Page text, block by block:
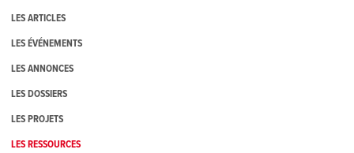
LES ARTICLES
LES ÉVÉNEMENTS
LES ANNONCES
LES DOSSIERS
LES PROJETS
LES RESSOURCES